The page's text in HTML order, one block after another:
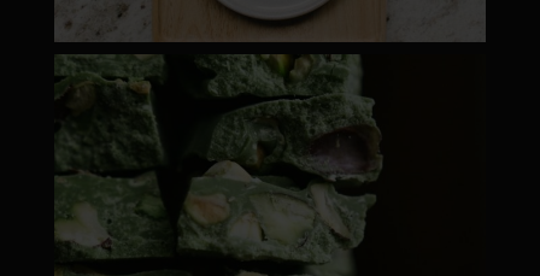
moyamatcha.hu
ápr 28